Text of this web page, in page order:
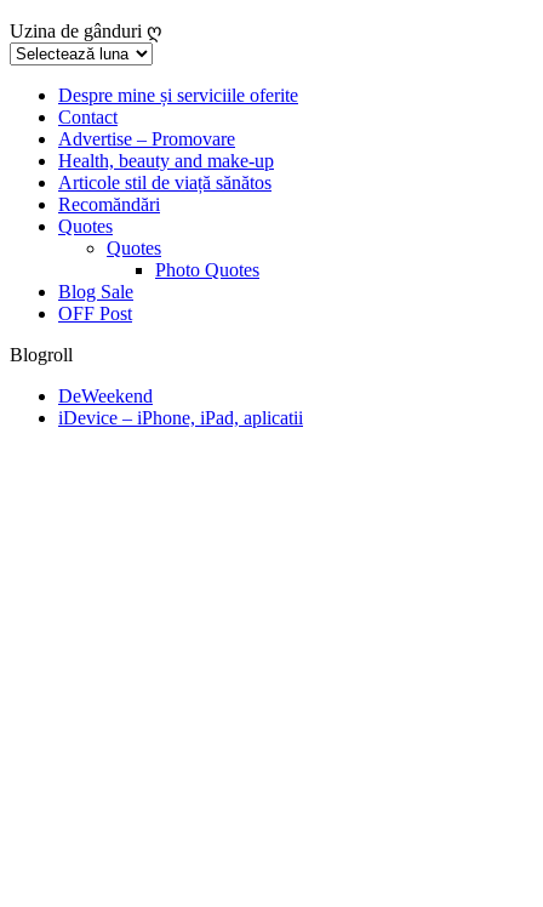
Uzina de gânduri ღ
Uzina
gânduriDespre mine și serviciile oferite
Contact
Advertise – Promovare
Health, beauty and make-up
Articole stil de viață sănătos
Recomăndări
Quotes
Quotes
Photo Quotes
Blog Sale
OFF Post
Blogroll
DeWeekend
iDevice – iPhone, iPad, aplicatii